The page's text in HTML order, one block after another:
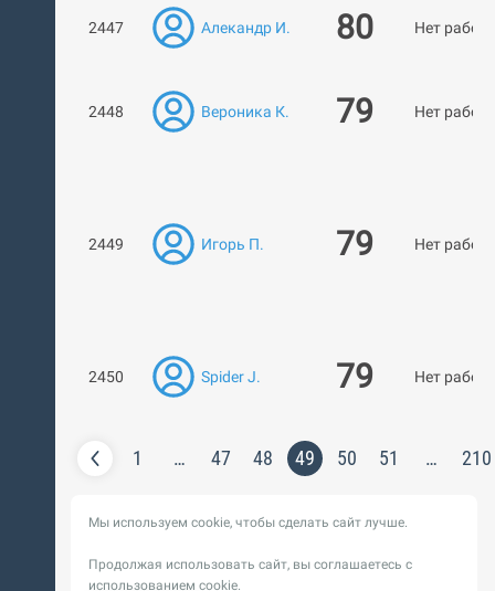
2447 Алекандр И. 80 Нет работ
2448 Вероника К. 79 Нет работ
2449 Игорь П. 79 Нет работ
2450 Spider J. 79 Нет работ
1 … 47 48 49 50 51 … 210
Мы используем cookie, чтобы сделать сайт лучше.
Продолжая использовать сайт, вы соглашаетесь с
использованием cookie.